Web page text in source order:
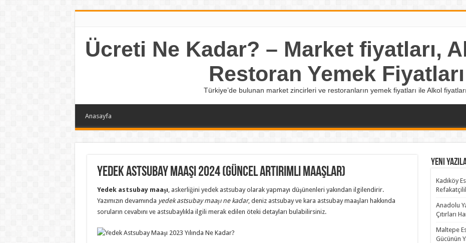
Ücreti Ne Kadar? – Market fiyatları,
Restoran Yemek Fiyatları
Türkiye’de bulunan market zincirleri ve restoranların yemek fiyatları ile Alkol fiyatları.
Anasayfa
Yedek Astsubay Maaşı 2024 (Güncel Artırımlı Maaşlar)
Yedek astsubay maaşı , askerliğini yedek astsubay olarak yapmayı düşünenleri yakından ilgilendirir.
Yazımızın devamında yedek astsubay maaşı ne kadar, deniz astsubay ve kara astsubay maaşları hakkında
soruların cevabını ve astsubaylıkla ilgili merak edilen öteki detayları bulabilirsiniz.
Yeni
Kadıköy
Anadolu
Çıtırları
Maltepe
Gücünün